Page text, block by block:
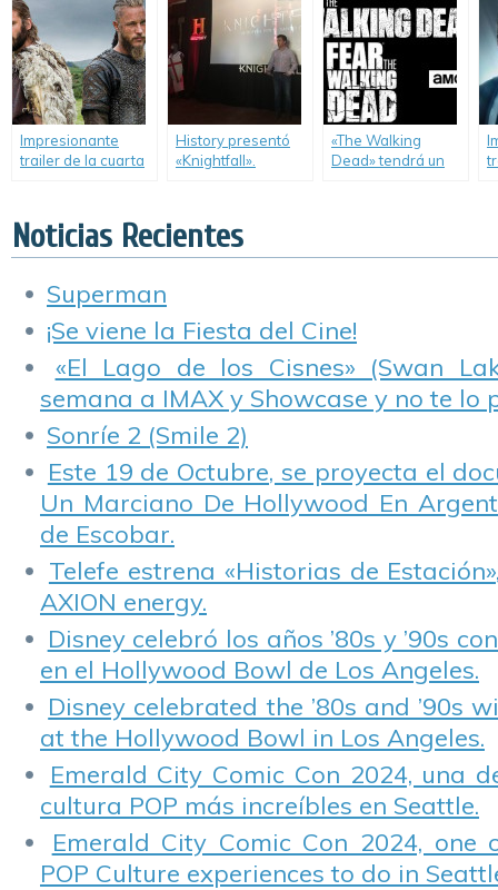
de «Vikings».
Impresionante
trailer de la cuarta
History presentó
«Knightfall».
«The Walking
Dead» tendrá un
Noticias Recientes
Superman
¡Se viene la Fiesta del Cine!
«El Lago de los Cisnes» (Swan
semana a IMAX y Showcase y no te lo
Sonríe 2 (Smile 2)
Este 19 de Octubre, se proyecta el
Un Marciano De Hollywood En
de Escobar.
Telefe estrena «Historias de
AXION energy.
Disney celebró los años ’80s y ’90s
en el Hollywood Bowl de Los Angeles.
Disney celebrated the ’80s and ’90s
at the Hollywood Bowl in Los Angeles.
Emerald City Comic Con 2024, una
cultura POP más increíbles en Seattle.
Emerald City Comic Con 2024,
POP Culture experiences to do in